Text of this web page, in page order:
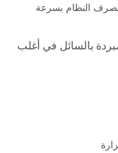
النظام بسرعة
بالسائل في أغلب